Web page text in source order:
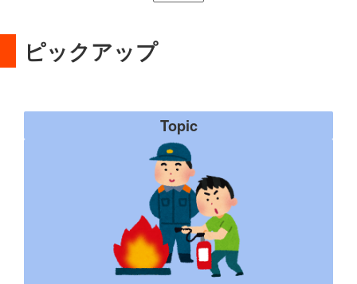
ピックアップ
Topic